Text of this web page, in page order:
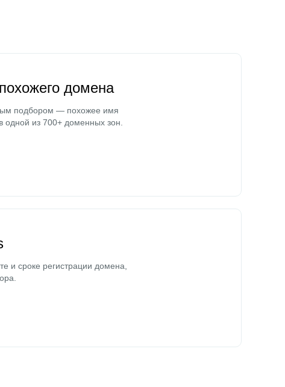
домена
подбором — похожее имя
одной из 700+ доменных зон.
и сроке регистрации домена,